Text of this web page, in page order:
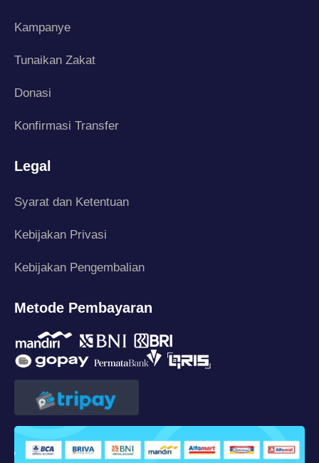
Kampanye
Tunaikan Zakat
Donasi
Konfirmasi Transfer
Legal
Syarat dan Ketentuan
Kebijakan Privasi
Kebijakan Pengembalian
Metode Pembayaran